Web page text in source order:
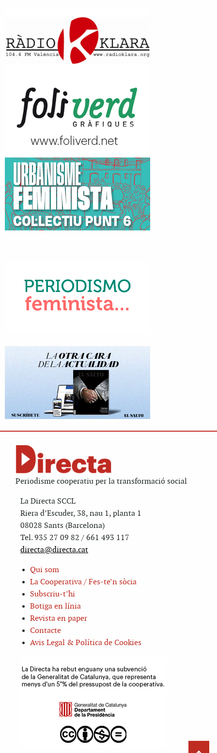
Periodisme cooperatiu per la transformació social
La Directa SCCL
Riera d’Escuder, 38, nau 1, planta 1
08028 Sants (Barcelona)
Tel. 935 27 09 82 / 661 493 117
directa@directa.cat
Qui som
La Cooperativa / Fes-te’n sòcia
Subscriu-t’hi
Botiga en línia
Revista en paper
Contacte
Avis Legal & Política de Cookies